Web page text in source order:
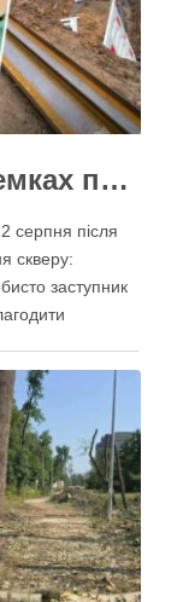
Вирубку дерев на Теремках призупинили після приїзду заступника Кличка – почався діалог
серпня після
скверу:
заступник
що
у …